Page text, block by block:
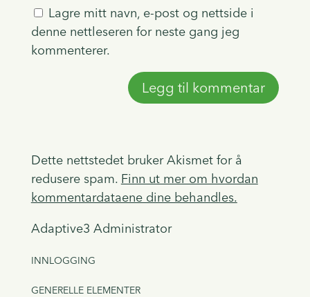
Lagre mitt navn, e-post og nettside i
denne nettleseren for neste gang jeg
kommenterer.
Dette nettstedet bruker Akismet for å
redusere spam. Finn ut mer om hvordan
kommentardataene dine behandles.
Adaptive3 Administrator
INNLOGGING
GENERELLE ELEMENTER